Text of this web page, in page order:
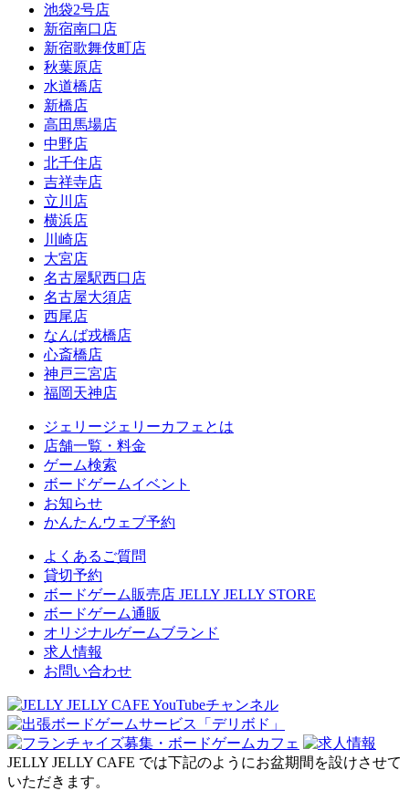
池袋2号店
新宿南口店
新宿歌舞伎町店
秋葉原店
水道橋店
新橋店
高田馬場店
中野店
北千住店
吉祥寺店
立川店
横浜店
川崎店
大宮店
名古屋駅西口店
名古屋大須店
西尾店
なんば戎橋店
心斎橋店
神戸三宮店
福岡天神店
ジェリージェリーカフェとは
店舗一覧・料金
ゲーム検索
ボードゲームイベント
お知らせ
かんたんウェブ予約
よくあるご質問
貸切予約
ボードゲーム販売店 JELLY JELLY STORE
ボードゲーム通販
オリジナルゲームブランド
求人情報
お問い合わせ
JELLY JELLY CAFE では下記のようにお盆期間を設けさせて
いただきます。